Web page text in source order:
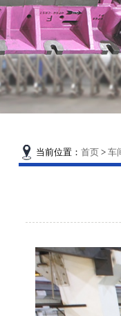
当前位置： 首页 > 车